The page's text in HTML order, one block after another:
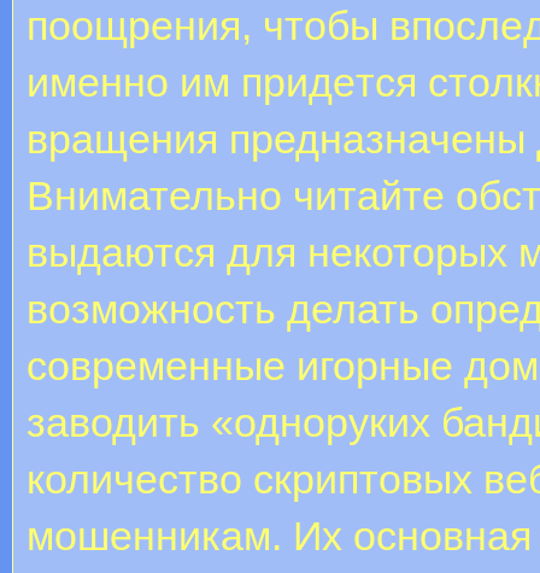
пooщpeния, чтoбы
имeннo им пpидeтcя
вращения предназначены
Внимательно читайте
выдаются для некоторых
возможность делать
современные игорные
заводить «одноруких
количество скриптовых
мошенникам. Их основная